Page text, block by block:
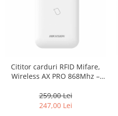
Cititor carduri RFID Mifare,
Wireless AX PRO 868Mhz –
259,00 Lei
247,00 Lei